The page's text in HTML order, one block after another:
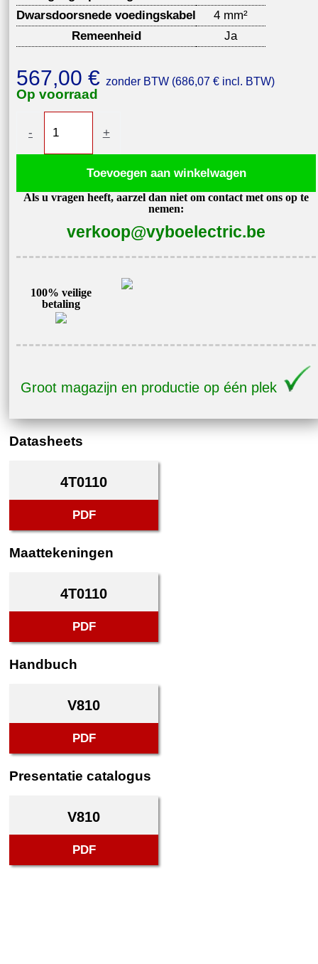
Dwarsdoorsnede voedingskabel
4 mm²
Remeenheid
Ja
567,00 € zonder BTW (686,07 € incl. BTW)
Op voorraad
-
omvormer
V810-
+
Toevoegen aan winkelwagen
Als u vragen heeft, aarzel dan niet om contact met ons op te
nemen:
verkoop@vyboelectric.be
100% veilige
betaling
Groot magazijn en productie op één plek
Datasheets
4T0110
PDF
Maattekeningen
4T0110
PDF
Handbuch
V810
PDF
Presentatie catalogus
V810
PDF